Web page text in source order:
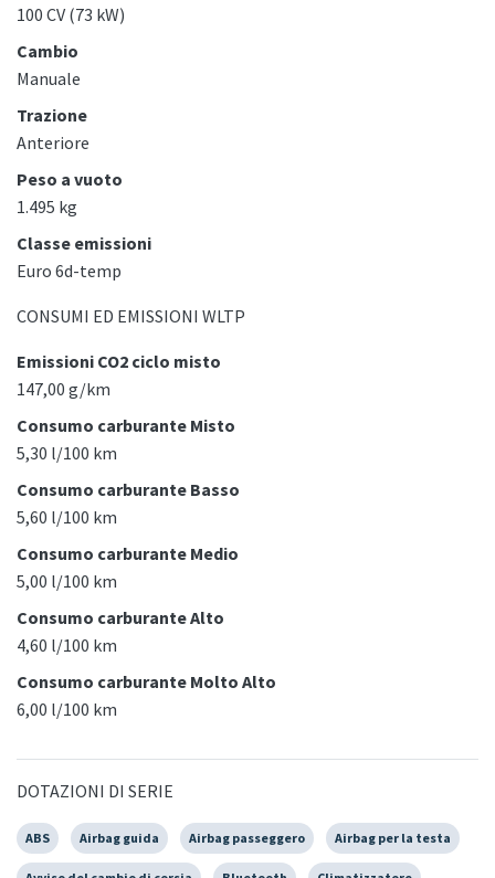
100 CV (73 kW)
Cambio
Manuale
Trazione
Anteriore
Peso a vuoto
1.495 kg
Classe emissioni
Euro 6d-temp
CONSUMI ED EMISSIONI WLTP
Emissioni CO2 ciclo misto
147,00 g/km
Consumo carburante Misto
5,30 l/100 km
Consumo carburante Basso
5,60 l/100 km
Consumo carburante Medio
5,00 l/100 km
Consumo carburante Alto
4,60 l/100 km
Consumo carburante Molto Alto
6,00 l/100 km
DOTAZIONI DI SERIE
ABS Airbag guida Airbag passeggero Airbag per la testa